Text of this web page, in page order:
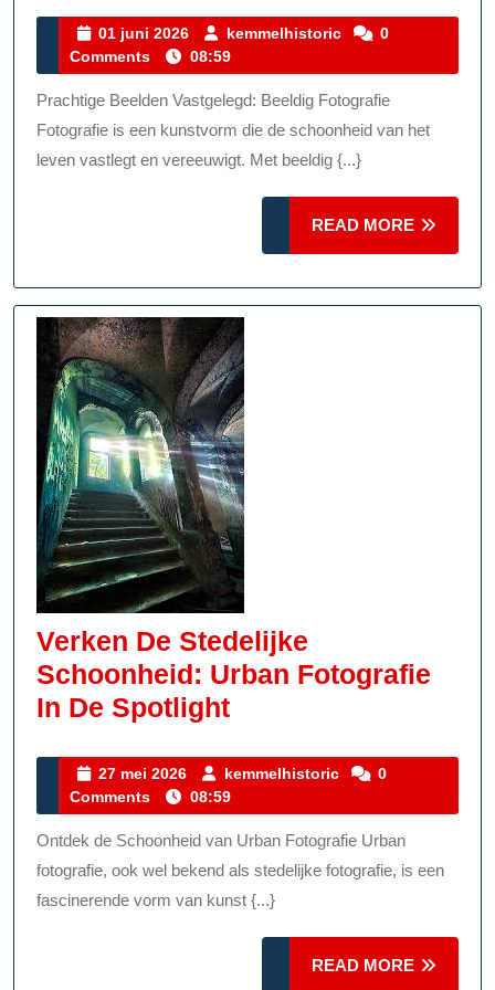
01 juni 2026
01
juni
2026
kemmelhistoric kemmelhistoric
0
Comments
08:59
Prachtige Beelden Vastgelegd: Beeldig Fotografie
Fotografie is een kunstvorm die de schoonheid van het
leven vastlegt en vereeuwigt. Met beeldig {...}
READ MORE
MORE
Verken De Stedelijke
Schoonheid: Urban Fotografie
In De SpotlightVerken
Stedelijke
Schoonheid:
Urban
Fotografie
In
De
Spotlight
27 mei 2026
27
mei
2026
kemmelhistoric kemmelhistoric
0
Comments
08:59
Ontdek de Schoonheid van Urban Fotografie Urban
fotografie, ook wel bekend als stedelijke fotografie, is een
fascinerende vorm van kunst {...}
READ MORE